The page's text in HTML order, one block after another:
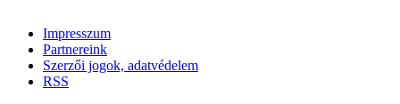
Impresszum
Partnereink
Szerzői jogok, adatvédelem
RSS